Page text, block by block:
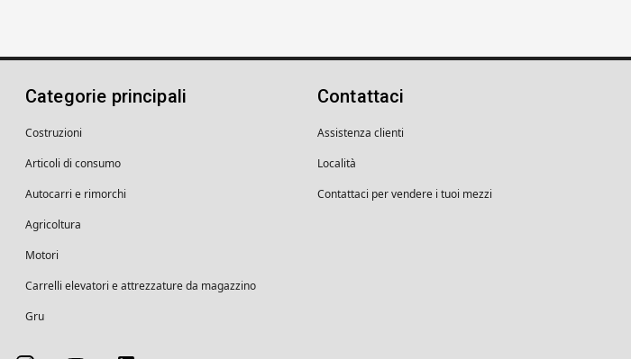
Categorie principali
Costruzioni
Articoli di consumo
Autocarri e rimorchi
Agricoltura
Motori
Carrelli elevatori e attrezzature da magazzino
Gru
Contattaci
Assistenza clienti
Località
Contattaci per vendere i tuoi mezzi